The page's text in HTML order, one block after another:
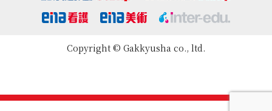
Copyright © Gakkyusha co., ltd.